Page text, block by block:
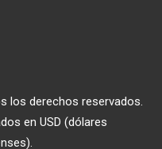
los derechos reservados.
en USD (dólares